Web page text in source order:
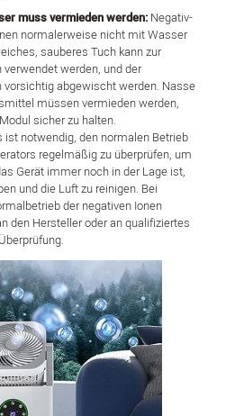
muss vermieden werden:Negativ-
normalerweise nicht mit Wasser
sauberes Tuch kann zur
werden, und der
vorsichtig abgewischt werden. Nasse
müssen vermieden werden,
sicher zu halten.
ist notwendig, den normalen Betrieb
regelmäßig zu überprüfen, um
Gerät immer noch in der Lage ist,
und die Luft zu reinigen. Bei
der negativen Ionen
den Hersteller oder an qualifiziertes